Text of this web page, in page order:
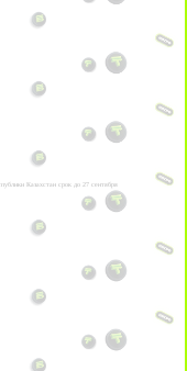
Казахстан срок до 27 сентября